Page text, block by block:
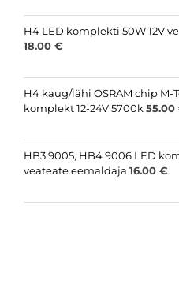
H4 LED komplekti 50W 12V
18.00 €
H4 kaug/lähi OSRAM chip M-
komplekt 12-24V 5700k55.00
HB3 9005, HB4 9006 LED
veateate eemaldaja 16.00 €